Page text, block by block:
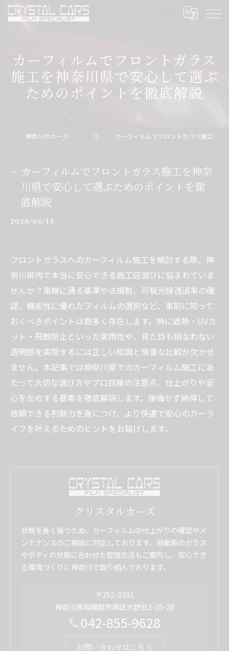
カーフィルムでフロントガラス
施工を神奈川県で安心して選ぶ
ためのポイントを徹底解説
神奈川のカーフィルムならクリスタルカーズ コラム カーフィルムでフロントガラス施工を神奈川県で安心して選ぶためのポイントを徹底解説
カーフィルムでフロントガラス施工を神奈
川県で安心して選ぶためのポイントを徹
底解説
2026/06/13
フロントガラスへのカーフィルム施工を検討する際、神
奈川県内で本当に安心できる施工店選びに悩まれていま
せんか？車検に通る基準や法規制、可視光線透過率の確
認、機能性に優れたフィルムの選択など、事前に知って
おくべきポイントは数多く存在します。特に遮熱・UVカ
ット・飛散防止といった実用性や、見た目も損なわない
透明感を実現するには正しい知識と慎重な比較が欠かせ
ません。本記事では神奈川県でのカーフィルム施工にあ
たって大切な選び方やプロ目線の注意点、仕上がりや安
心を左右する要素を徹底解説します。後悔せず納得して
依頼できる判断力を身につけ、より快適で安心のカーラ
イフを叶えるためのヒントをお届けします。
クリスタルカーズ
状態を長く保つため、カーフィルムの仕上がりの確認やメ
ンテナンスのご相談に対応しております。自動車のガラス
やボディの状態に合わせた管理方法もご案内し、安心でき
る環境づくりに神奈川で取り組んでおります。
〒252-0331
神奈川県相模原市南区大野台3-15-28
042-855-9628
お問い合わせはこちら